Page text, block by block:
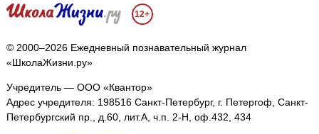
12+
© 2000–2026 Ежедневный познавательный журнал
«ШколаЖизни.ру»
Учредитель — ООО «Квантор»
Адрес учредителя: 198516 Санкт-Петербург, г. Петергоф, Санкт-
Петербургский пр., д.60, лит.А, ч.п. 2-Н, оф.432, 434